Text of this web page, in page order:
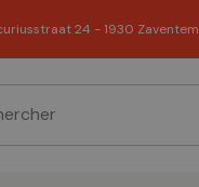
24 - 1930 Zaventem